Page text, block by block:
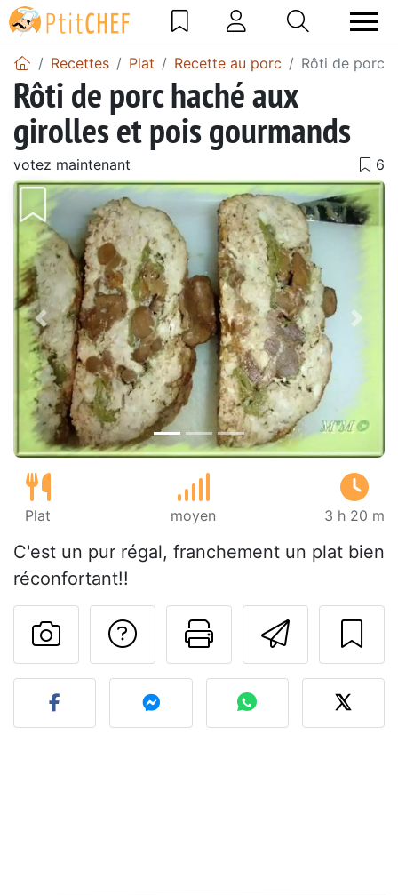
Recettes Plat Recette au porc Rôti de porc
Rôti de porc haché aux
girolles et pois gourmands
votez maintenant
Précédent
Plat moyen 3 h 20 m
C'est un pur régal, franchement un plat bien
réconfortant!!
Imprimer
Poser une
Publier votre photo de